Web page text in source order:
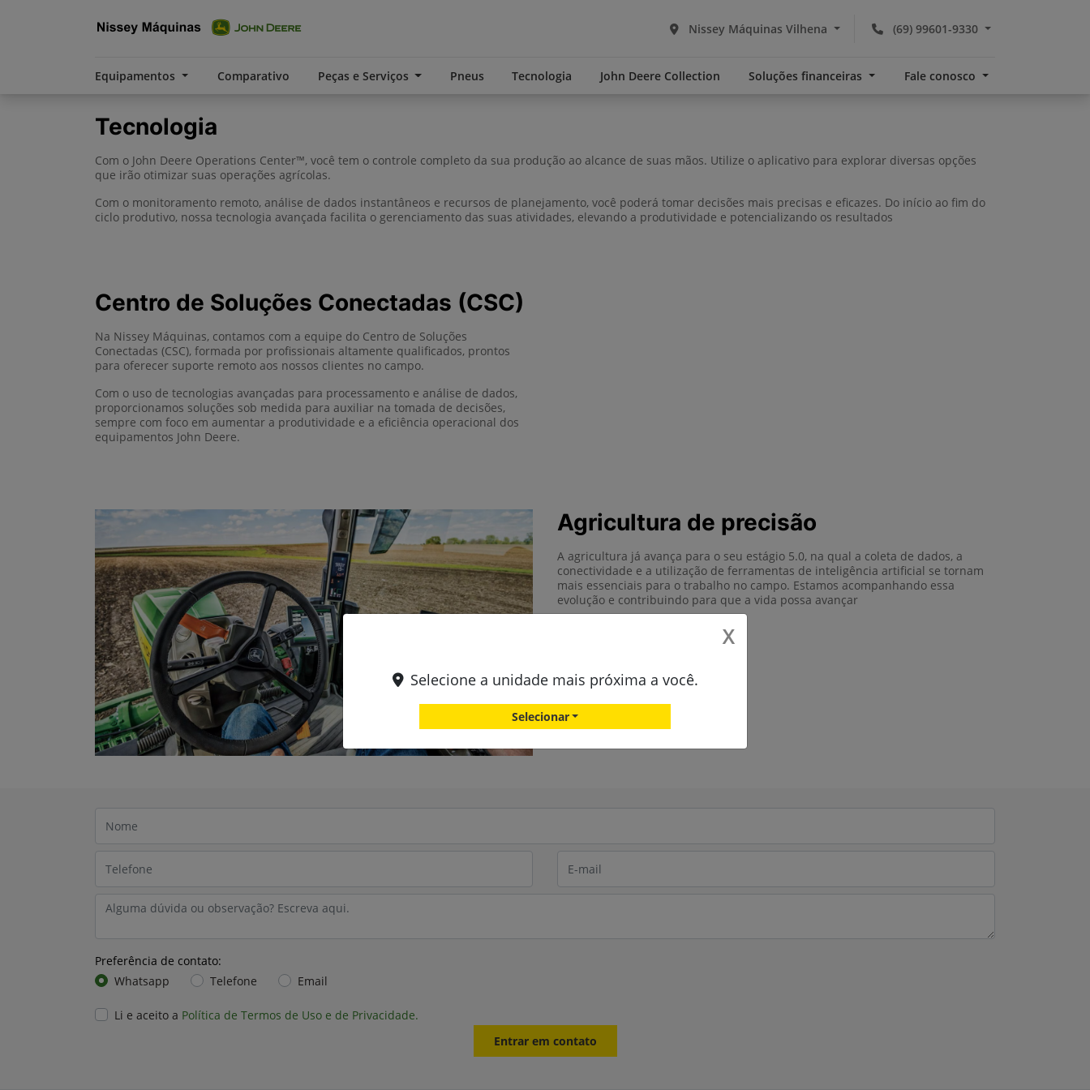
(69) 99601-9330
Nissey Máquinas Vilhena
Equipamentos Comparativo Peças e Serviços Pneus Tecnologia John Deere Collection Soluções financeiras Fale conosco
Tecnologia
Com o John Deere Operations Center™, você tem o controle completo da sua produção ao alcance de suas mãos. Utilize o aplicativo para explorar diversas opções
que irão otimizar suas operações agrícolas.
Com o monitoramento remoto, análise de dados instantâneos e recursos de planejamento, você poderá tomar decisões mais precisas e eficazes. Do início ao fim do
ciclo produtivo, nossa tecnologia avançada facilita o gerenciamento das suas atividades, elevando a produtividade e potencializando os resultados
Centro de Soluções Conectadas (CSC)
Na Nissey Máquinas, contamos com a equipe do Centro de Soluções
Conectadas (CSC), formada por profissionais altamente qualificados, prontos
para oferecer suporte remoto aos nossos clientes no campo.
Com o uso de tecnologias avançadas para processamento e análise de dados,
proporcionamos soluções sob medida para auxiliar na tomada de decisões,
sempre com foco em aumentar a produtividade e a eficiência operacional dos
equipamentos John Deere.
Agricultura de precisão
A agricultura já avança para o seu estágio 5.0, na qual a coleta de dados, a
conectividade e a utilização de ferramentas de inteligência artificial se tornam
mais essenciais para o trabalho no campo. Estamos acompanhando essa
evolução e contribuindo para que a vida possa avançar
Preferência de contato:
Whatsapp
Telefone Email
Li e aceito a Política de Termos de Uso e de Privacidade.
Entrar em contato
X
Selecione a unidade mais próxima a você.
Selecionar